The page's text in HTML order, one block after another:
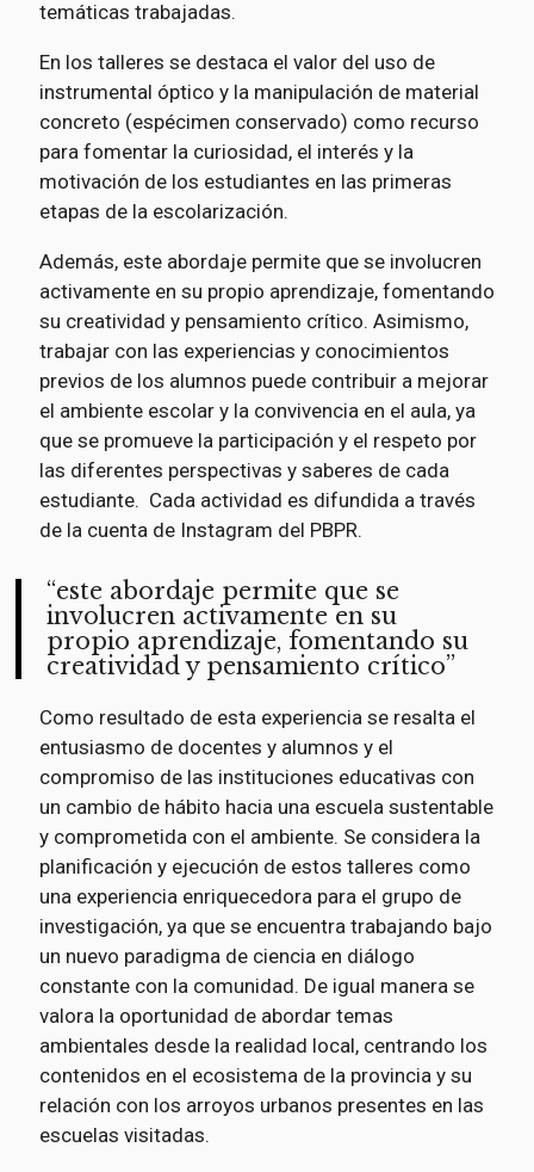
temáticas trabajadas.
En los talleres se destaca el valor del uso de
instrumental óptico y la manipulación de material
concreto (espécimen conservado) como recurso
para fomentar la curiosidad, el interés y la
motivación de los estudiantes en las primeras
etapas de la escolarización.
Además, este abordaje permite que se involucren
activamente en su propio aprendizaje, fomentando
su creatividad y pensamiento crítico. Asimismo,
trabajar con las experiencias y conocimientos
previos de los alumnos puede contribuir a mejorar
el ambiente escolar y la convivencia en el aula, ya
que se promueve la participación y el respeto por
las diferentes perspectivas y saberes de cada
estudiante. Cada actividad es difundida a través
de la cuenta de Instagram del PBPR.
este abordaje permite que se
involucren activamente en su
propio aprendizaje, fomentando su
creatividad y pensamiento crítico
Como resultado de esta experiencia se resalta el
entusiasmo de docentes y alumnos y el
compromiso de las instituciones educativas con
un cambio de hábito hacia una escuela sustentable
y comprometida con el ambiente. Se considera la
planificación y ejecución de estos talleres como
una experiencia enriquecedora para el grupo de
investigación, ya que se encuentra trabajando bajo
un nuevo paradigma de ciencia en diálogo
constante con la comunidad. De igual manera se
valora la oportunidad de abordar temas
ambientales desde la realidad local, centrando los
contenidos en el ecosistema de la provincia y su
relación con los arroyos urbanos presentes en las
escuelas visitadas.